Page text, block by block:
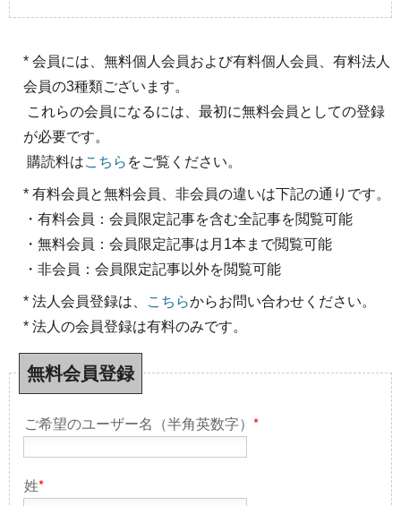
* 会員には、無料個人会員および有料個人会員、有料法人
会員の3種類ございます。
これらの会員になるには、最初に無料会員としての登録
が必要です。
購読料はこちら をご覧ください。
* 有料会員と無料会員、非会員の違いは下記の通りです。
・有料会員：会員限定記事を含む全記事を閲覧可能
・無料会員：会員限定記事は月1本まで閲覧可能
・非会員：会員限定記事以外を閲覧可能
* 法人会員登録は、 こちらからお問い合わせください。
* 法人の会員登録は有料のみです。
無料会員登録
ご希望のユーザー名（半角英数字） *
姓*